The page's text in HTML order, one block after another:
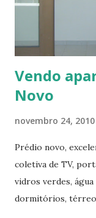
unidades foram
construção de 400
renda de até três
Vendo
Novo
novembro 24, 2010
Prédio novo,
coletiva de TV,
vidros verdes,
dormitórios, térreo